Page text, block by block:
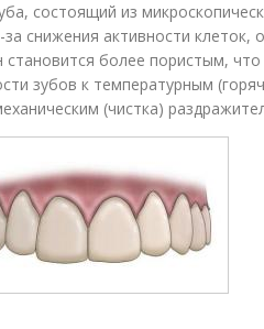
состоящий из
снижения активности клеток,
становится более пористым,
зубов к температурным
(чистка)